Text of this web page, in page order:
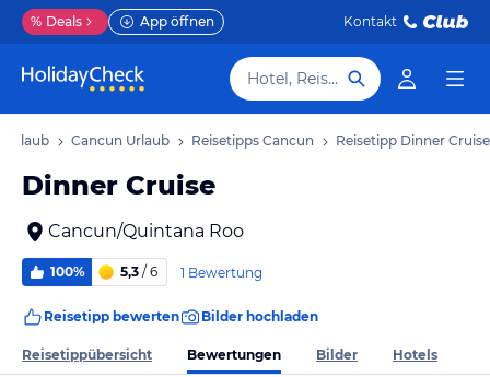
% Deals App öffnen Kontakt
Hotel, Reiseziel
Urlaub Cancun Urlaub Reisetipps Cancun Reisetipp Dinner Cruise
Dinner Cruise
Cancun/Quintana Roo
100% 5,3 / 6 1 Bewertung
Reisetipp bewerten Bilder hochladen
Reisetippübersicht Bewertungen Bilder Hotels